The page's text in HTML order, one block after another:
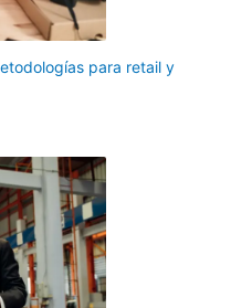
para retail y